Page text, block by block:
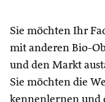
Sie möchten Ihr
mit anderen Bio-
und den Markt
Sie möchten die